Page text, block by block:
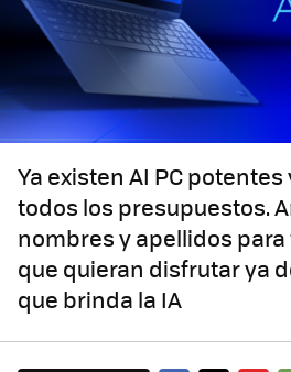
Ya existen AI PC
todos los presupuestos.
nombres y apellidos
que quieran disfrutar ya
que brinda la IA